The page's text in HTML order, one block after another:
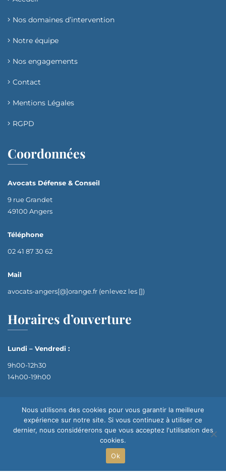
Nos domaines d’intervention​
Notre équipe
Nos engagements
Contact
Mentions Légales
RGPD
Coordonnées
Avocats Défense & Conseil
9 rue Grandet
49100 Angers
Téléphone
02 41 87 30 62
Mail
avocats-angers[@]orange.fr (enlevez les [])
Horaires d’ouverture
Lundi – Vendredi :
9h00-12h30
14h00-19h00
Nous utilisons des cookies pour vous garantir la meilleure
expérience sur notre site. Si vous continuez à utiliser ce
dernier, nous considérerons que vous acceptez l'utilisation des
cookies.
Ok
© 2024 Avocats Défense & Conseil | Tous